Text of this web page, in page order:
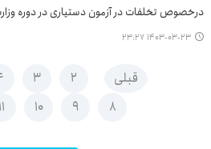
درخصوص تخلفات در آزمون دستیاری در دوره
۱۴۰۳-۰۳-۲۳ ۲۳:۲۷
قبلی ۲ ۳
۸
۹ ۱۰ ۱۱